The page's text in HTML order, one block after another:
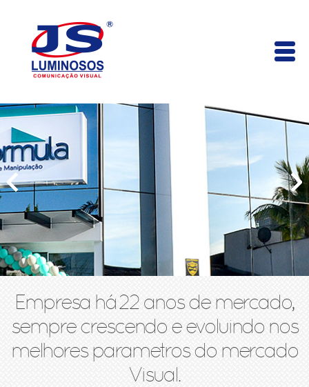
Empresa há 22 anos de mercado,
sempre crescendo e evoluindo nos
melhores parametros do mercado
Visual.